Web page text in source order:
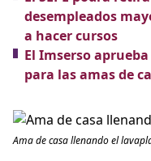
desempleados
a hacer cursos
El Imserso
para las amas de
Ama de casa llenando el